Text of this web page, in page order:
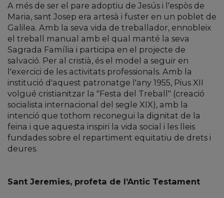
A més de ser el pare adoptiu de Jesús i l'espòs de
Maria, sant Josep era artesà i fuster en un poblet de
Galilea. Amb la seva vida de treballador, ennobleix
el treball manual amb el qual manté la seva
Sagrada Família i participa en el projecte de
salvació. Per al cristià, és el model a seguir en
l'exercici de les activitats professionals. Amb la
institució d'aquest patronatge l'any 1955, Pius XII
volgué cristianitzar la "Festa del Treball" (creació
socialista internacional del segle XIX), amb la
intenció que tothom reconegui la dignitat de la
feina i que aquesta inspiri la vida social i les lleis
fundades sobre el repartiment equitatiu de drets i
deures.
Sant Jeremies, profeta de l’Antic Testament